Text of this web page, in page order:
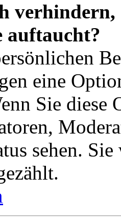
verhindern,
auftaucht?
eine
Sie
sehen.